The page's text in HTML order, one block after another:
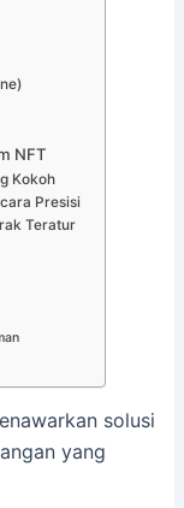
NFT
Kokoh
Presisi
Teratur
solusi
yang